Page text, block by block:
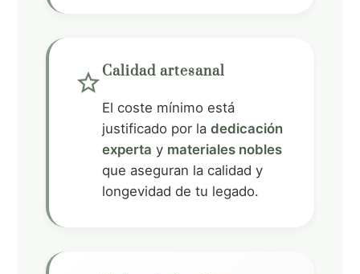
n
Calidad artesanal
El coste mínimo está
justificado por ladedicación
experta y materiales nobles
que aseguran la calidad y
longevidad de tu legado.